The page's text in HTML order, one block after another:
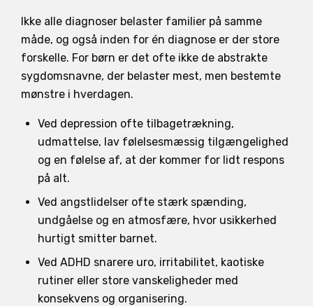
Ikke alle diagnoser belaster familier på samme
måde, og også inden for én diagnose er der store
forskelle. For børn er det ofte ikke de abstrakte
sygdomsnavne, der belaster mest, men bestemte
mønstre i hverdagen.
Ved depression ofte tilbagetrækning,
udmattelse, lav følelsesmæssig tilgængelighed
og en følelse af, at der kommer for lidt respons
på alt.
Ved angstlidelser ofte stærk spænding,
undgåelse og en atmosfære, hvor usikkerhed
hurtigt smitter barnet.
Ved ADHD snarere uro, irritabilitet, kaotiske
rutiner eller store vanskeligheder med
konsekvens og organisering.